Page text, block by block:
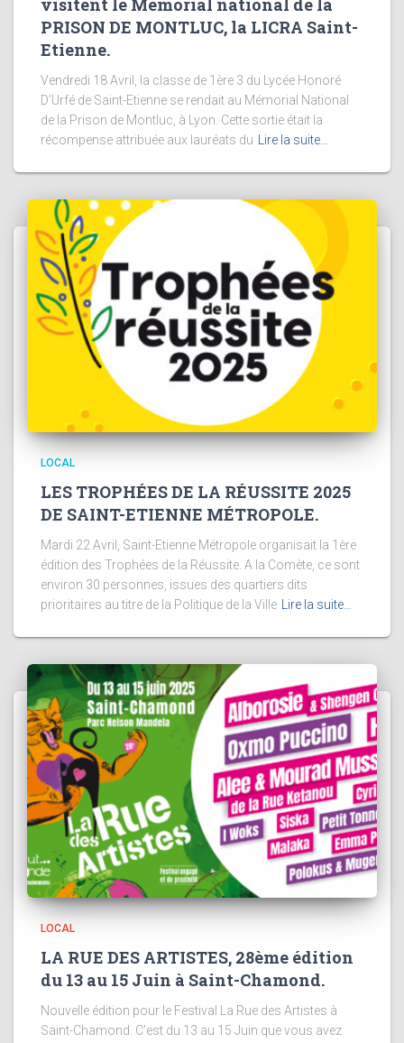
PRISON DE MONTLUC, la LICRA Saint-
Etienne.
Vendredi 18 Avril, la classe de 1ère 3 du Lycée Honoré
D’Urfé de Saint-Etienne se rendait au Mémorial National
de la Prison de Montluc, à Lyon. Cette sortie était la
récompense attribuée aux lauréats du
Lire la suite…
LOCAL
LES TROPHÉES DE LA RÉUSSITE 2025
DE SAINT-ETIENNE MÉTROPOLE.
Mardi 22 Avril, Saint-Etienne Métropole organisait la 1ère
édition des Trophées de la Réussite. A la Comète, ce sont
environ 30 personnes, issues des quartiers dits
prioritaires au titre de la Politique de la Ville Lire la suite…
LOCAL
LA RUE DES ARTISTES, 28ème édition
du 13 au 15 Juin à Saint-Chamond.
Nouvelle édition pour le Festival La Rue des Artistes à
Saint-Chamond. C’est du 13 au 15 Juin que vous avez